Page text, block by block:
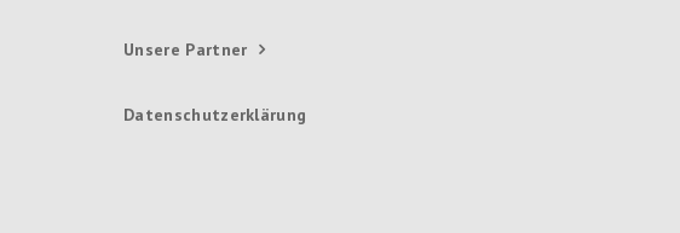
Unsere Partner
Datenschutzerklärung